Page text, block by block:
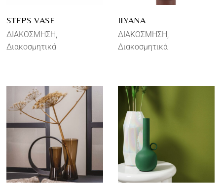
STEPS VASE
ΔΙΑΚΟΣΜΗΣΗ
Διακοσμητικά
ILYANA
ΔΙΑΚΟΣΜΗΣΗ
Διακοσμητικά